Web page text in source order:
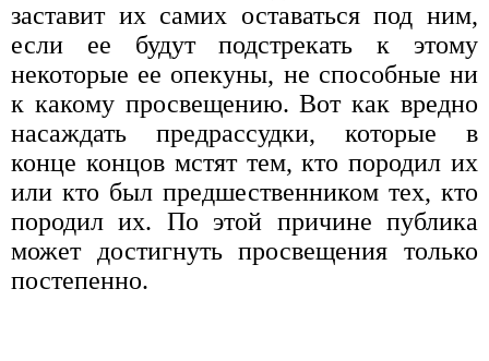
заставит их самих оставаться под ним,
если ее будут подстрекать к этому
некоторые ее опекуны, не способные ни
к какому просвещению. Вот как вредно
насаждать предрассудки, которые в
конце концов мстят тем, кто породил их
или кто был предшественником тех, кто
породил их. По этой причине публика
может достигнуть просвещения только
постепенно.